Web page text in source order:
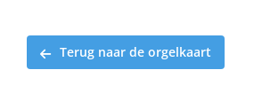
Terug naar de orgelkaart